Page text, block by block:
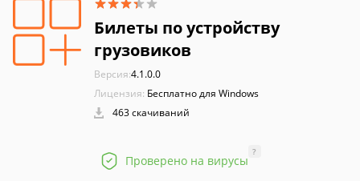
Билеты по устройству
грузовиков
Версия:4.1.0.0
Лицензия: Бесплатно для Windows
463 скачиваний
Проверено на вирусы
?